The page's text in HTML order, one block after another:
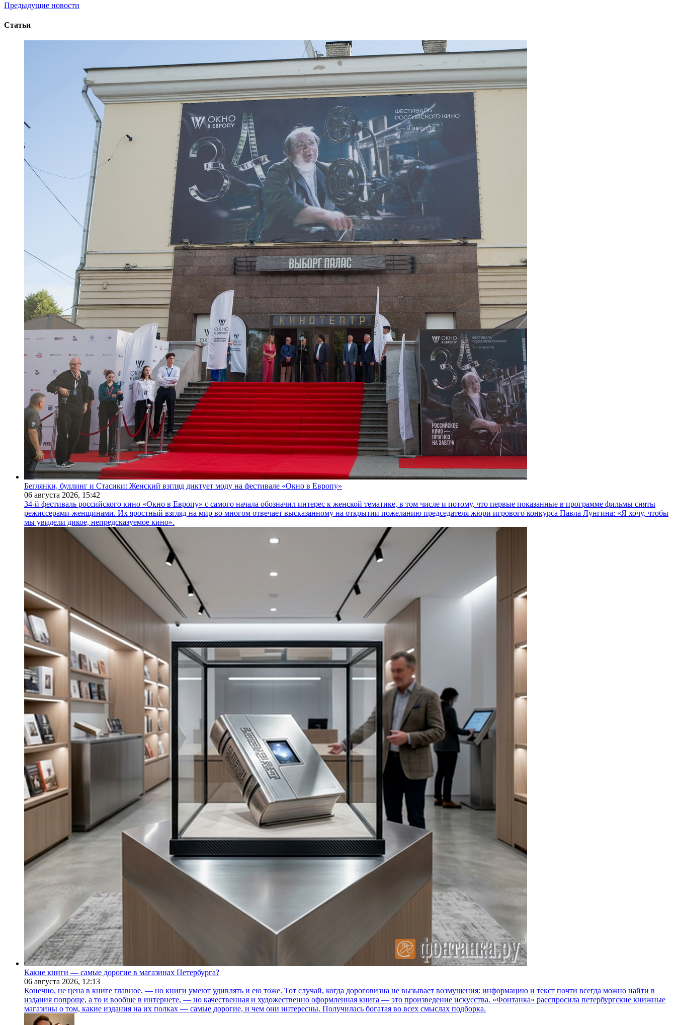
Предыдущие новости
Статьи
Беглянки, буллинг и Стасики: Женский взгляд диктует моду на фестивале «Окно в Европу»
06 августа 2026, 15:42
34-й фестиваль российского кино «Окно в Европу» с самого начала обозначил интерес к женской тематике, в том числе и потому, что первые показанные в программе фильмы сняты
режиссерами-женщинами. Их яростный взгляд на мир во многом отвечает высказанному на открытии пожеланию председателя жюри игрового конкурса Павла Лунгина: «Я хочу, чтобы
мы увидели дикое, непредсказуемое кино».
Какие книги — самые дорогие в магазинах Петербурга?
06 августа 2026, 12:13
Конечно, не цена в книге главное, — но книги умеют удивлять и ею тоже. Тот случай, когда дороговизна не вызывает возмущения: информацию и текст почти всегда можно найти в
издания попроще, а то и вообще в интернете, — но качественная и художественно оформленная книга — это произведение искусства. «Фонтанка» расспросила петербургские книжные
магазины о том, какие издания на их полках — самые дорогие, и чем они интересны. Получилась богатая во всех смыслах подборка.